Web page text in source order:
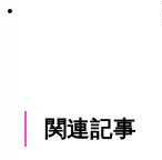
関連記事